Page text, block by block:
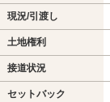
現況/引渡し
土地権利
接道状況
セットバック